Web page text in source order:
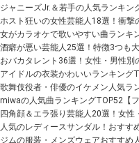
ジャニーズJr.＆若手の人気ランキン
ホスト狂いの女性芸能人18選！衝撃
女がカラオケで歌いやすい曲ランキ
酒癖が悪い芸能人25選！特徴3つも大
おバカタレント36選！女性・男性別
アイドルの衣装かわいいランキング
歌舞伎役者・俳優のイケメン人気ラ
miwaの人気曲ランキングTOP52【
四角顔＆エラ張り芸能人20選！女性
人気のレディースサンダル！おすす
ジムの服装・メンズウェアおすすめ